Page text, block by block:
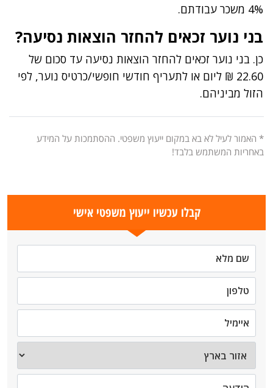
4% משכר עבודתם.
בני נוער זכאים להחזר הוצאות נסיעה?
כן. בני נוער זכאים להחזר הוצאות נסיעה עד סכום של
22.60 ₪ ליום או לתעריף חודשי חופשי/כרטיס נוער, לפי
הזול מביניהם.
* האמור לעיל לא בא במקום ייעוץ משפטי. ההסתמכות על המידע
באחריות המשתמש בלבד!
קבלו עכשיו ייעוץ משפטי אישי